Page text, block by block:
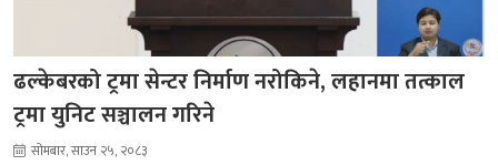
ढल्केबरको ट्रमा सेन्टर निर्माण नरोकिने, लहानमा तत्काल
ट्रमा युनिट सञ्चालन गरिने
सोमबार, साउन २५, २०८३